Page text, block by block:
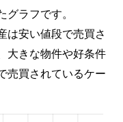
ラフです。
は安い値段で売買さ
大きな物件や好条件
売買されているケー